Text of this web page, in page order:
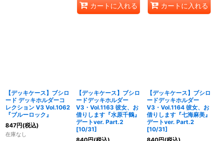
カートに入れる カートに入れる
【デッキケース】ブシロ
ード デッキホルダーコ
レクション V3 Vol.1062
『ブルーロック』
847円(税込)
在庫なし
【デッキケース】ブシロ
ードデッキホルダー
V3・Vol.1163 彼女、お
借りします『水原千鶴』
デートver. Part.2
[10/31]
【デッキケース】ブシロ
ードデッキホルダー
V3・Vol.1164 彼女、お
借りします『七海麻美』
デートver. Part.2
[10/31]